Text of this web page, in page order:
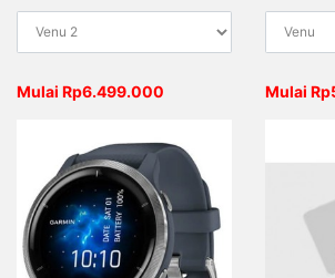
Mulai Rp6.499.000 Mulai